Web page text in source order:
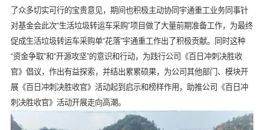
了众多切实可行的宝贵意见，期间也积极主动协同宇通重工业务同事针
对基金会此次“生活垃圾转运车采购”项目做了大量前期准备工作，为最终
促成生活垃圾转运车采购单“花落”宇通重工作出了积极贡献。同时这种
“资金争取”和“开源攻坚”的意识和行动，为践行公司《百日冲刺决胜收
官》倡议，作出有益探索，并结出累累硕果，为公司其他部门、模块开
展《百日冲刺决胜收官》活动起到启示和榜样作用，助推公司《百日冲
刺决胜收官》活动开展走向高潮。